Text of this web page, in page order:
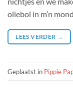
oliebol in m’n
LEES VERDER →
Geplaatst in Pippie